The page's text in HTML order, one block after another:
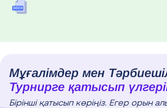
Мұғалімдер мен
Турнирге қатысып
Бірінші қатысып көріңіз. Егер орын